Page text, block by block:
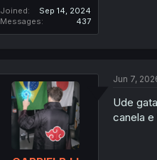
Joined
Sep 14, 2024
Messages
437
Jun 7,
Ude
canela